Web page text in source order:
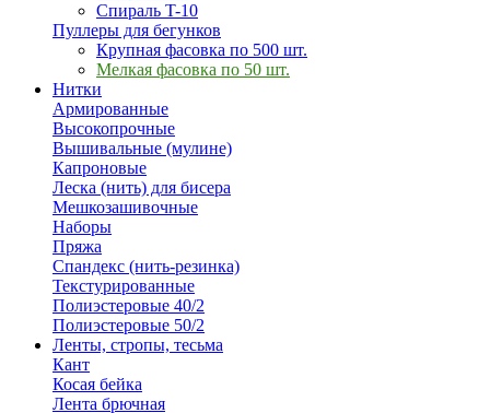
Спираль T-10
Пуллеры для бегунков
Крупная фасовка по 500 шт.
Мелкая фасовка по 50 шт.
Нитки
Армированные
Высокопрочные
Вышивальные (мулине)
Капроновые
Леска (нить) для бисера
Мешкозашивочные
Наборы
Пряжа
Спандекс (нить-резинка)
Текстурированные
Полиэстеровые 40/2
Полиэстеровые 50/2
Ленты, стропы, тесьма
Кант
Косая бейка
Лента брючная